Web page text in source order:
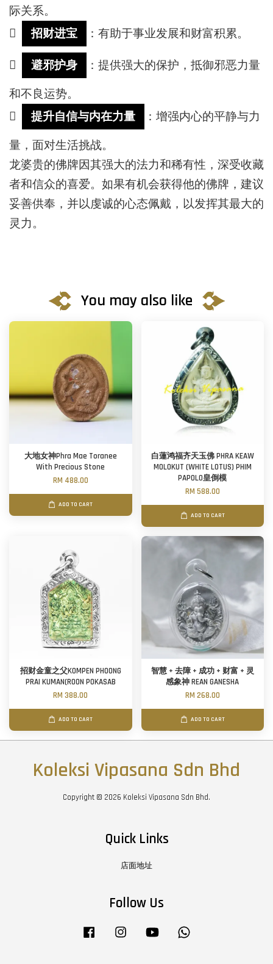
际关系。

招财进宝 ： 有助于事业发展和财富积累。
 避邪护身 ： 提供强大的保护，抵御邪恶力量
和不良运势。

提升自信与内在力量 ： 增强内心的平静与力
量，面对生活挑战。
龙婆贵的佛牌因其强大的法力和稀有性，深受收藏
者和信众的喜爱。 如果有机会获得他的佛牌，建议
妥善供奉，并以虔诚的心态佩戴，以发挥其最大的
灵力。
You may also like
大地女神Phra Mae Toranee
With Precious Stone
RM 488.00
ADD TO CART
白蓮鸿福齐天玉佛 PHRA KEAW
MOLOKUT (WHITE LOTUS) PHIM
PAPOLO皇倒模
RM 588.00
ADD TO CART
招财金童之父KOMPEN PHOONG
PRAI KUMAN(ROON POKASAB
RM 388.00
ADD TO CART
智慧 + 去障 + 成功 + 财富 + 灵
感象神 REAN GANESHA
RM 268.00
ADD TO CART
Koleksi Vipasana Sdn Bhd
Copyright © 2026 Koleksi Vipasana Sdn Bhd.
Quick Links
店面地址
Follow Us
Facebook Instagram YouTube